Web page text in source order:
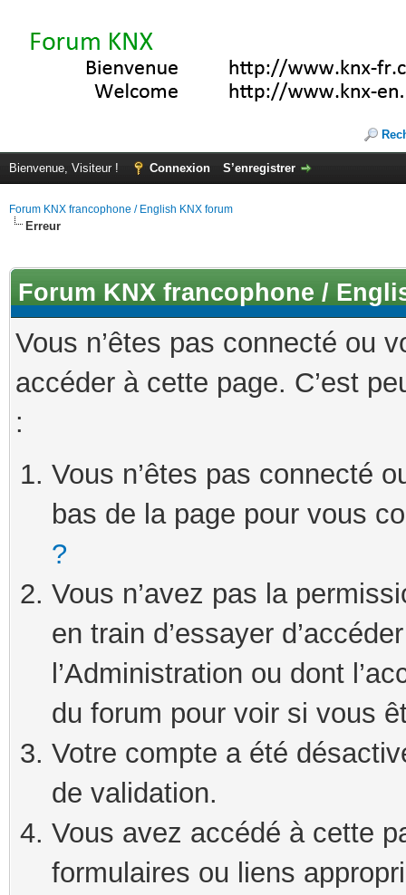
Bienvenue, Visiteur ! Connexion S’enregistrer
Forum KNX francophone / English KNX forum
Erreur
Forum KNX francophone /
Vous n’êtes pas connecté ou
accéder à cette page. C’est
:
Vous n’êtes pas connecté
bas de la page pour vous
?
Vous n’avez pas la
en train d’essayer
l’Administration ou dont
du forum pour voir si vous
Votre compte a été
de validation.
Vous avez accédé à cette
formulaires ou liens